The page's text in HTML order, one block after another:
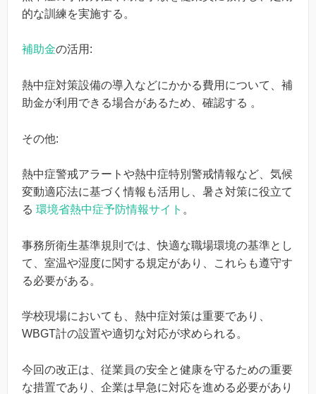
的な訓練を実施する。
補助金の活用:
熱中症対策設備の導入などにかかる費用について、補
助金が利用できる場合があるため、確認する 。
その他:
熱中症警戒アラートや熱中症特別警戒情報など、気候
変動適応法に基づく情報も活用し、暑さ対策に役立て
る 環境省熱中症予防情報サイト 。
事務所衛生基準規則では、快適な職場環境の基準とし
て、室温や湿度に関する規定があり、これらも遵守す
る必要がある。
学校現場においても、熱中症対策は重要であり、
WBGT計の設置や適切な対応が求められる。
今回の改正は、従業員の安全と健康を守るための重要
な措置であり、企業は早急に対応を進める必要があり